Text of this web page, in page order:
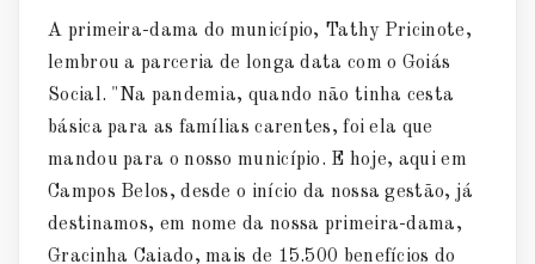
A primeira-dama do município, Tathy Pricinote,
lembrou a parceria de longa data com o Goiás
Social. "Na pandemia, quando não tinha cesta
básica para as famílias carentes, foi ela que
mandou para o nosso município. E hoje, aqui em
Campos Belos, desde o início da nossa gestão, já
destinamos, em nome da nossa primeira-dama,
Gracinha Caiado, mais de 15.500 benefícios do